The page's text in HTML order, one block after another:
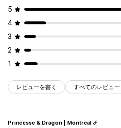
分析
5
4
3
2
1
レビューを書く すべてのレビュー
Princesse & Dragon | Montréal